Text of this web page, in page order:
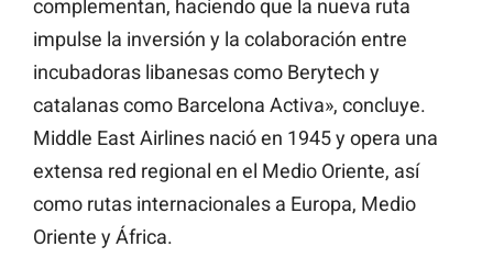
complementan, haciendo que la nueva ruta
impulse la inversión y la colaboración entre
incubadoras libanesas como Berytech y
catalanas como Barcelona Activa», concluye.
Middle East Airlines nació en 1945 y opera una
extensa red regional en el Medio Oriente, así
como rutas internacionales a Europa, Medio
Oriente y África.